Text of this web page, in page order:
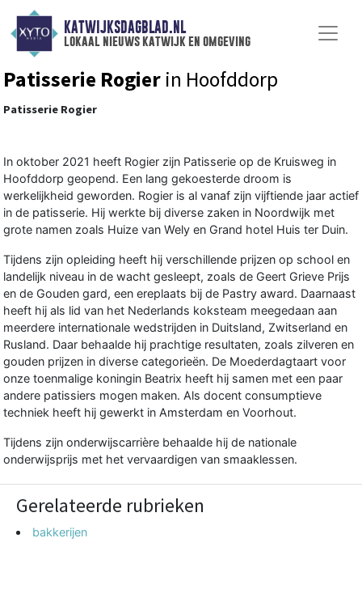
KATWIJKSDAGBLAD.NL
lokaal nieuws katwijk en omgeving
Patisserie Rogier in Hoofddorp
Patisserie Rogier
In oktober 2021 heeft Rogier zijn Patisserie op de Kruisweg in
Hoofddorp geopend. Een lang gekoesterde droom is
werkelijkheid geworden. Rogier is al vanaf zijn vijftiende jaar actief
in de patisserie. Hij werkte bij diverse zaken in Noordwijk met
grote namen zoals Huize van Wely en Grand hotel Huis ter Duin.
Tijdens zijn opleiding heeft hij verschillende prijzen op school en
landelijk niveau in de wacht gesleept, zoals de Geert Grieve Prijs
en de Gouden gard, een ereplaats bij de Pastry award. Daarnaast
heeft hij als lid van het Nederlands koksteam meegedaan aan
meerdere internationale wedstrijden in Duitsland, Zwitserland en
Rusland. Daar behaalde hij prachtige resultaten, zoals zilveren en
gouden prijzen in diverse categorieën. De Moederdagtaart voor
onze toenmalige koningin Beatrix heeft hij samen met een paar
andere patissiers mogen maken. Als docent consumptieve
techniek heeft hij gewerkt in Amsterdam en Voorhout.
Tijdens zijn onderwijscarrière behaalde hij de nationale
onderwijsprijs met het vervaardigen van smaaklessen.
Gerelateerde rubrieken
bakkerijen